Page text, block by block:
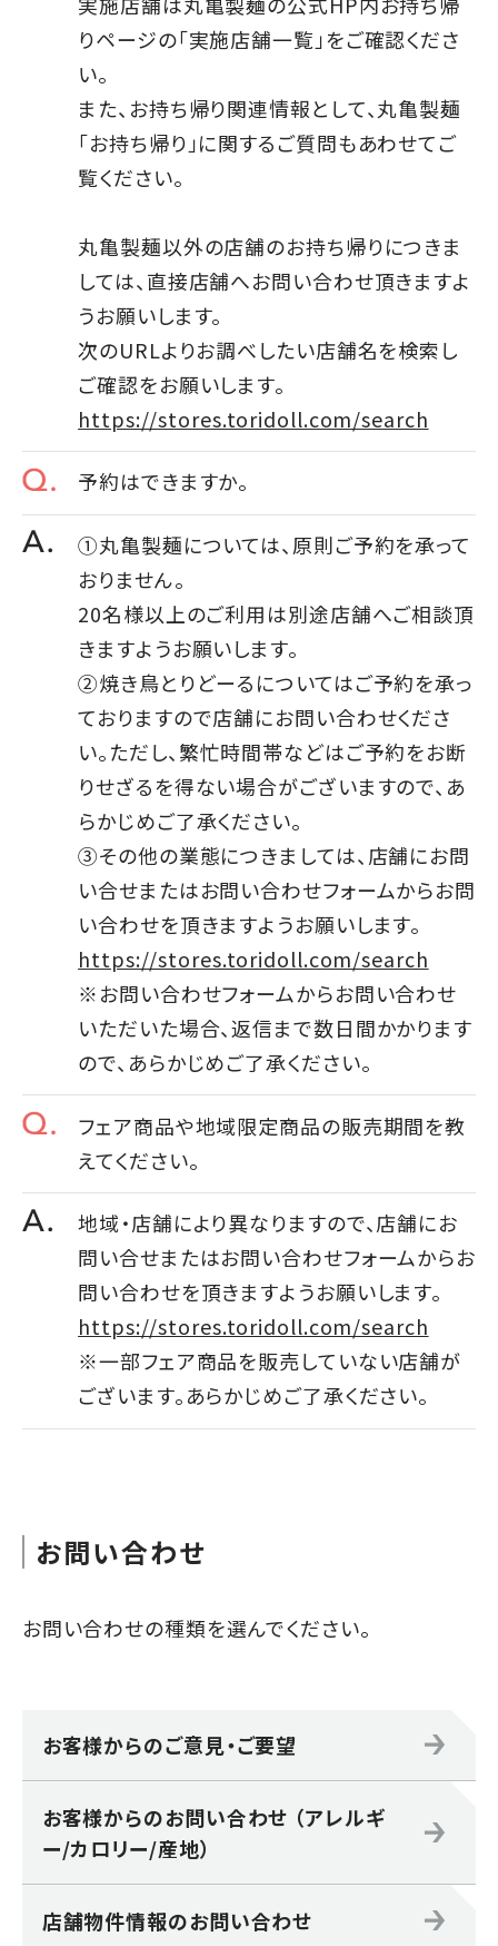
りページの「実施店舗一覧」をご確認くださ
い。
また、お持ち帰り関連情報として、丸亀製麺
「お持ち帰り」に関するご質問もあわせてご
覧ください。
丸亀製麺以外の店舗のお持ち帰りにつきま
しては、直接店舗へお問い合わせ頂きますよ
うお願いします。
次のURLよりお調べしたい店舗名を検索し
ご確認をお願いします。
https://stores.toridoll.com/search
予約はできますか。
①丸亀製麺については、原則ご予約を承って
おりません。
20名様以上のご利用は別途店舗へご相談頂
きますようお願いします。
②焼き鳥とりどーるについてはご予約を承っ
ておりますので店舗にお問い合わせくださ
い。ただし、繁忙時間帯などはご予約をお断
りせざるを得ない場合がございますので、あ
らかじめご了承ください。
③その他の業態につきましては、店舗にお問
い合せまたはお問い合わせフォームからお問
い合わせを頂きますようお願いします。
https://stores.toridoll.com/search
※お問い合わせフォームからお問い合わせ
いただいた場合、返信まで数日間かかります
ので、あらかじめご了承ください。
フェア商品や地域限定商品の販売期間を教
えてください。
地域・店舗により異なりますので、店舗にお
問い合せまたはお問い合わせフォームからお
問い合わせを頂きますようお願いします。
https://stores.toridoll.com/search
※一部フェア商品を販売していない店舗が
ございます。あらかじめご了承ください。
お問い合わせ
お問い合わせの種類を選んでください。
お客様からのご意見・ご要望
お客様からのお問い合わせ （アレルギ
ー/カロリー/産地）
店舗物件情報のお問い合わせ